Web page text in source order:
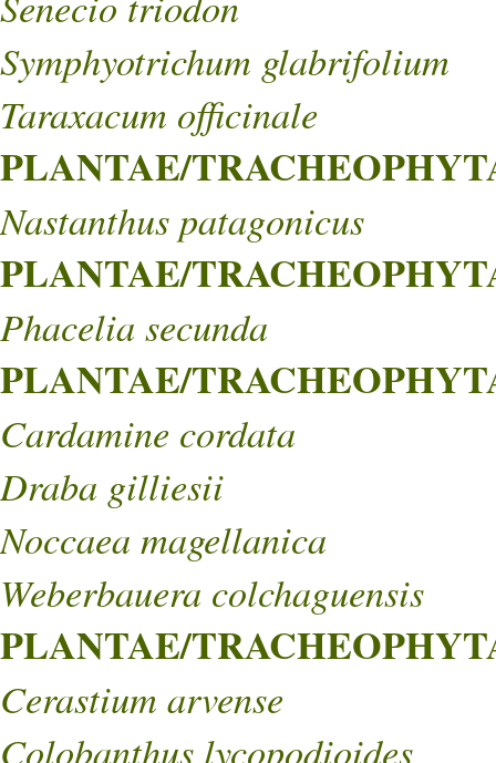
Symphyotrichum glabrifolium
Taraxacum officinale
PLANTAE/
Nastanthus patagonicus
PLANTAE/
Phacelia secunda
PLANTAE/
Cardamine cordata
Draba gilliesii
Noccaea magellanica
Weberbauera colchaguensis
PLANTAE/
Cerastium arvense
Colobanthus lycopodioides